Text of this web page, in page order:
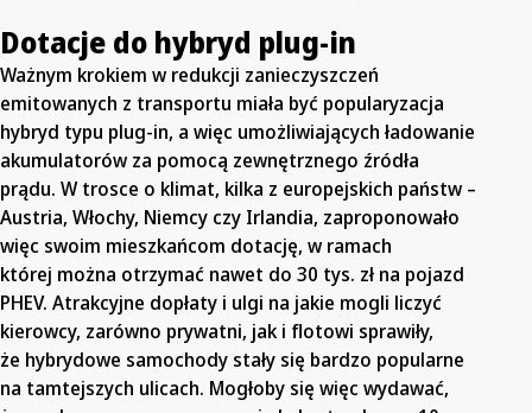
Dotacje do hybryd plug-in
Ważnym krokiem w redukcji zanieczyszczeń
emitowanych z transportu miała być popularyzacja
hybryd typu plug-in, a więc umożliwiających ładowanie
akumulatorów za pomocą zewnętrznego źródła
prądu. W trosce o klimat, kilka z europejskich państw –
Austria, Włochy, Niemcy czy Irlandia, zaproponowało
więc swoim mieszkańcom dotację, w ramach
której można otrzymać nawet do 30 tys. zł na pojazd
PHEV. Atrakcyjne dopłaty i ulgi na jakie mogli liczyć
kierowcy, zarówno prywatni, jak i flotowi sprawiły,
że hybrydowe samochody stały się bardzo popularne
na tamtejszych ulicach. Mogłoby się więc wydawać,